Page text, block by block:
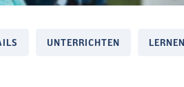
UNTERRICHTEN